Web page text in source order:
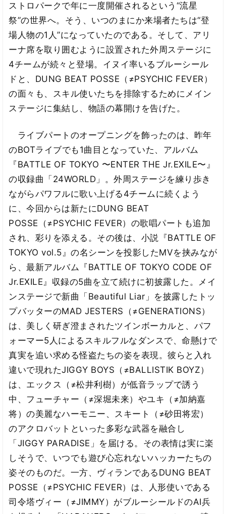
ストロパークで年に一度開催されるという“流星
祭”の世界へ。そう、いつのまにか来場者たちは“登
場人物の1人”になっていたのである。そして、アリ
ーナ席を取り囲むように設置された外周ステージに
4チームが続々と登場。イヌイ率いるブルーシール
ドと、DUNG BEAT POSSE（≠PSYCHIC FEVER）
の面々も、スキル使いたちを排除するためにメイン
ステージに集結し、物語の幕開けを告げた。
ライブパートのオープニングを飾ったのは、昨年
のBOTライブでも1曲目となっていた、アルバム
『BATTLE OF TOKYO 〜ENTER THE Jr.EXILE〜』
の収録曲「24WORLD」。外周ステージを練り歩き
ながらパワフルに歌い上げる4チームに続くよう
に、今回からは新たにDUNG BEAT
POSSE（≠PSYCHIC FEVER）の歌唱パートも追加
され、彩りを添える。その後は、小説『BATTLE OF
TOKYO vol.5』の名シーンを投影したMVを挟みなが
ら、最新アルバム『BATTLE OF TOKYO CODE OF
Jr.EXILE』収録の5曲を立て続けに初披露した。メイ
ンステージで新曲「Beautiful Liar」を披露したトッ
プバッターのMAD JESTERS（≠GENERATIONS）
は、美しく研ぎ澄まされたツインボーカルと、パフ
ォーマー5人によるスキルフルなダンスで、命懸けで
真実を追い求める怪盗たちの姿を表現。彼らと入れ
違いで現れたJIGGY BOYS（≠BALLISTIK BOYZ）
は、エックス（≠松井利樹）が低音ラップで誘う
中、フューチャー（≠深堀未来）やユキ（≠加納嘉
将）の美麗なハーモニー、スキート（≠砂田将宏）
のアクロバットといった多彩な武器を融合し
「JIGGY PARADISE」を届ける。その表情は実に楽
しそうで、いつでも遊び心忘れないハッカーたちの
姿そのものだ。一方、ヴィランであるDUNG BEAT
POSSE（≠PSYCHIC FEVER）は、人形使いである
司令塔ヴィー（≠JIMMY）がブルーシールドのAI兵